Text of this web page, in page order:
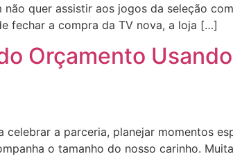
quer assistir aos jogos da seleção
fechar a compra da TV nova, a loja […]
Orçamento
a parceria, planejar momentos
o tamanho do nosso carinho.